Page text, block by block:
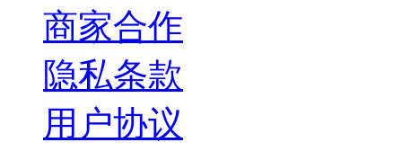
商家合作
隐私条款
用户协议